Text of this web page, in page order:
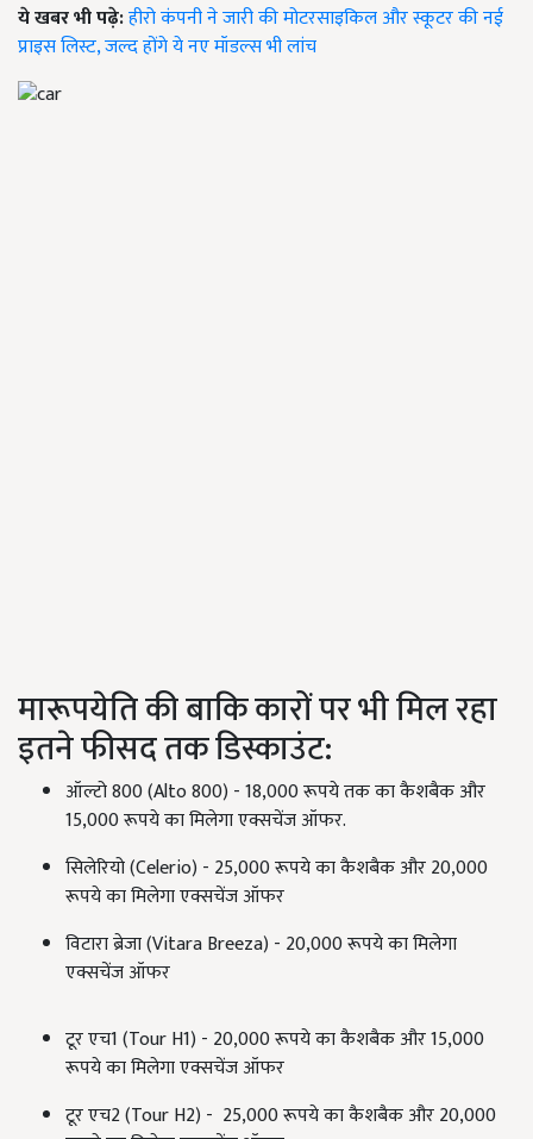
ये खबर भी पढ़े:हीरो कंपनी ने जारी की मोटरसाइकिल और स्कूटर की नई
प्राइस लिस्ट, जल्द होंगे ये नए मॉडल्स भी लांच
मारूपयेति की बाकि कारों पर भी मिल रहा
इतने फीसद तक डिस्काउंट:
ऑल्टो 800 (Alto 800) - 18,000 रूपये तक का कैशबैक और
15,000 रूपये का मिलेगा एक्सचेंज ऑफर.
सिलेरियो (Celerio) - 25,000 रूपये का कैशबैक और 20,000
रूपये का मिलेगा एक्सचेंज ऑफर
विटारा ब्रेजा (Vitara Breeza) - 20,000 रूपये का मिलेगा
एक्सचेंज ऑफर
टूर एच1 (Tour H1) - 20,000 रूपये का कैशबैक और 15,000
रूपये का मिलेगा एक्सचेंज ऑफर
टूर एच2 (Tour H2) - 25,000 रूपये का कैशबैक और 20,000